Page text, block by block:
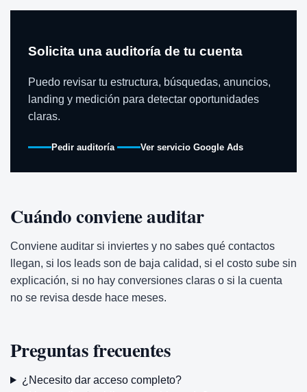
Solicita una auditoría de tu cuenta
Puedo revisar tu estructura, búsquedas, anuncios,
landing y medición para detectar oportunidades
claras.
Pedir auditoría Ver servicio Google Ads
Cuándo conviene auditar
Conviene auditar si inviertes y no sabes qué contactos
llegan, si los leads son de baja calidad, si el costo sube sin
explicación, si no hay conversiones claras o si la cuenta
no se revisa desde hace meses.
Preguntas frecuentes
¿Necesito dar acceso completo?